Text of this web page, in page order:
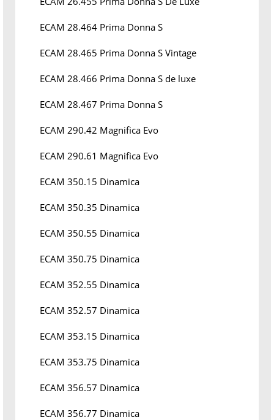
ECAM 28.464 Prima Donna S
ECAM 28.465 Prima Donna S Vintage
ECAM 28.466 Prima Donna S de luxe
ECAM 28.467 Prima Donna S
ECAM 290.42 Magnifica Evo
ECAM 290.61 Magnifica Evo
ECAM 350.15 Dinamica
ECAM 350.35 Dinamica
ECAM 350.55 Dinamica
ECAM 350.75 Dinamica
ECAM 352.55 Dinamica
ECAM 352.57 Dinamica
ECAM 353.15 Dinamica
ECAM 353.75 Dinamica
ECAM 356.57 Dinamica
ECAM 356.77 Dinamica